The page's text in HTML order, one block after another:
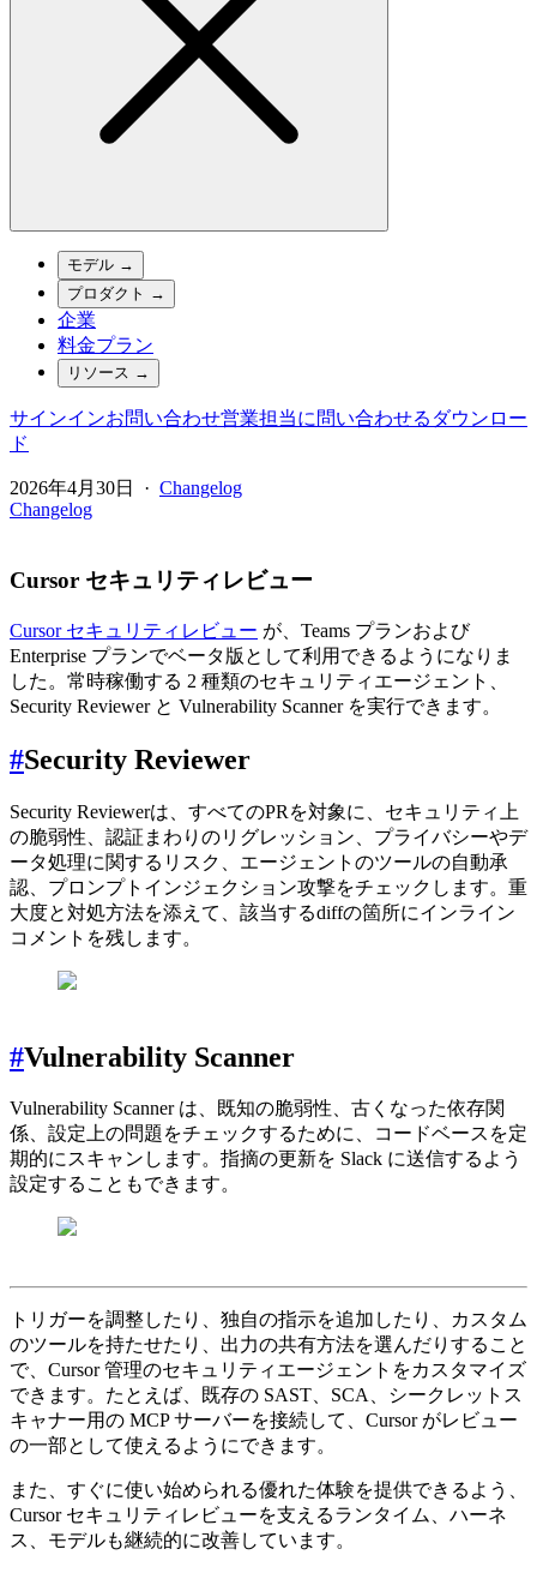
モデル →
プロダクト →
企業
料金プラン
リソース →
サインインお問い合わせ営業担当に問い合わせる ダウンロー
ド
2026年4月30日 · Changelog
Changelog
Cursor セキュリティレビュー
Cursor セキュリティレビュー が、Teams プランおよび
Enterprise プランでベータ版として利用できるようになりま
した。常時稼働する 2 種類のセキュリティエージェント、
Security Reviewer と Vulnerability Scanner を実行できます。
#Security Reviewer
Security Reviewerは、すべてのPRを対象に、セキュリティ上
の脆弱性、認証まわりのリグレッション、プライバシーやデ
ータ処理に関するリスク、エージェントのツールの自動承
認、プロンプトインジェクション攻撃をチェックします。重
大度と対処方法を添えて、該当するdiffの箇所にインライン
コメントを残します。
#Vulnerability Scanner
Vulnerability Scanner は、既知の脆弱性、古くなった依存関
係、設定上の問題をチェックするために、コードベースを定
期的にスキャンします。指摘の更新を Slack に送信するよう
設定することもできます。
トリガーを調整したり、独自の指示を追加したり、カスタム
のツールを持たせたり、出力の共有方法を選んだりすること
で、Cursor 管理のセキュリティエージェントをカスタマイズ
できます。たとえば、既存の SAST、SCA、シークレットス
キャナー用の MCP サーバーを接続して、Cursor がレビュー
の一部として使えるようにできます。
また、すぐに使い始められる優れた体験を提供できるよう、
Cursor セキュリティレビューを支えるランタイム、ハーネ
ス、モデルも継続的に改善しています。